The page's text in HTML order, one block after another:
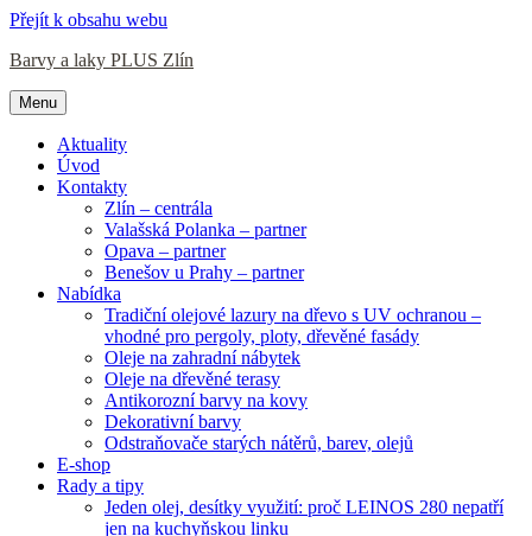
Přejít k obsahu webu
Barvy a laky PLUS Zlín
Menu
Aktuality
Úvod
Kontakty
Zlín – centrála
Valašská Polanka – partner
Opava – partner
Benešov u Prahy – partner
Nabídka
Tradiční olejové lazury na dřevo s UV ochranou –
vhodné pro pergoly, ploty, dřevěné fasády
Oleje na zahradní nábytek
Oleje na dřevěné terasy
Antikorozní barvy na kovy
Dekorativní barvy
Odstraňovače starých nátěrů, barev, olejů
E-shop
Rady a tipy
Jeden olej, desítky využití: proč LEINOS 280 nepatří
jen na kuchyňskou linku